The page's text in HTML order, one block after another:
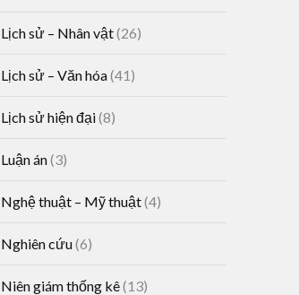
Lịch sử – Nhân vật(26)
Lịch sử – Văn hóa(41)
Lịch sử hiện đại(8)
Luận án(3)
Nghệ thuật – Mỹ thuật(4)
Nghiên cứu(6)
Niên giám thống kê(13)